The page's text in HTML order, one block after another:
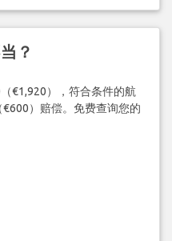
？
€1,920），符合条件的航
）赔偿。免费查询您的